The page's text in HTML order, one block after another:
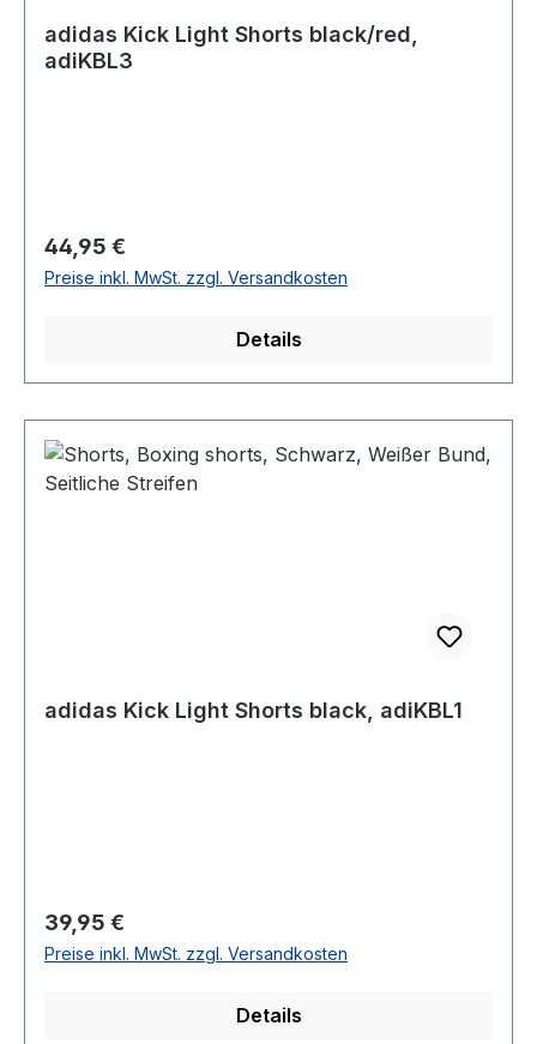
adidas Kick Light Shorts black/red,
adiKBL3
Regulärer Preis:
44,95 €
Preise inkl. MwSt. zzgl. Versandkosten
Details
adidas Kick Light Shorts black, adiKBL1
Regulärer Preis:
39,95 €
Preise inkl. MwSt. zzgl. Versandkosten
Details